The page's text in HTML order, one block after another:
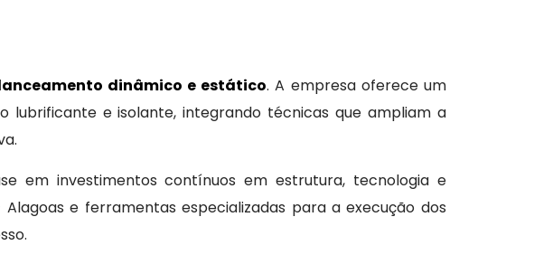
dinâmico e estático. A empresa oferece um
e isolante, integrando técnicas que ampliam a
em investimentos contínuos em estrutura, tecnologia e
e ferramentas especializadas para a execução dos